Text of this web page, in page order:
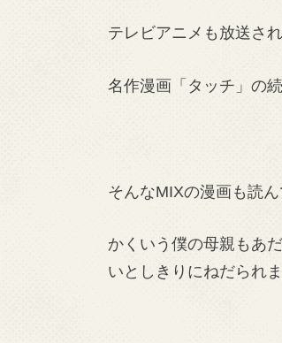
テレビアニメも放送さ
名作漫画「タッチ」の
そんなMIXの漫画も読
かくいう僕の母親もあ
いとしきりにねだられま